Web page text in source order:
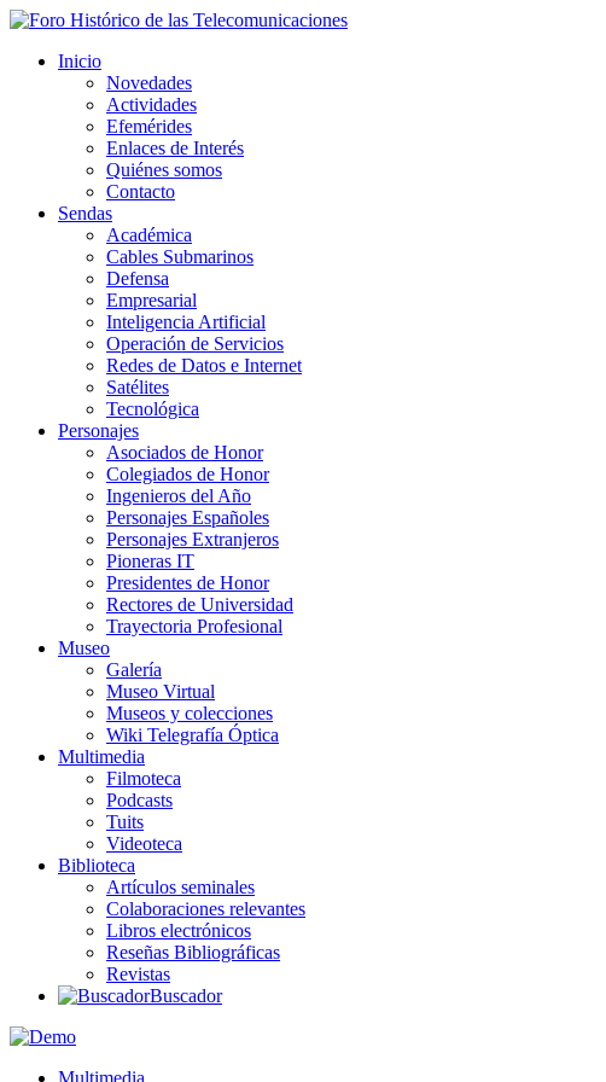
Inicio
Novedades
Actividades
Efemérides
Enlaces de Interés
Quiénes somos
Contacto
Sendas
Académica
Cables Submarinos
Defensa
Empresarial
Inteligencia Artificial
Operación de Servicios
Redes de Datos e Internet
Satélites
Tecnológica
Personajes
Asociados de Honor
Colegiados de Honor
Ingenieros del Año
Personajes Españoles
Personajes Extranjeros
Pioneras IT
Presidentes de Honor
Rectores de Universidad
Trayectoria Profesional
Museo
Galería
Museo Virtual
Museos y colecciones
Wiki Telegrafía Óptica
Multimedia
Filmoteca
Podcasts
Tuits
Videoteca
Biblioteca
Artículos seminales
Colaboraciones relevantes
Libros electrónicos
Reseñas Bibliográficas
Revistas
Buscador
Multimedia